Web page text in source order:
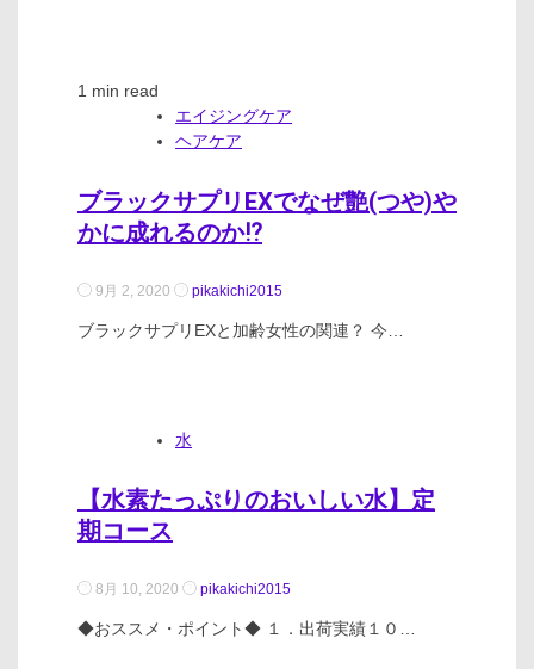
1 min read
エイジングケア
ヘアケア
ブラックサプリEXでなぜ艶(つや)や
かに成れるのか⁉
9月 2, 2020 pikakichi2015
ブラックサプリEXと加齢女性の関連？ 今…
水
【水素たっぷりのおいしい水】定
期コース
8月 10, 2020 pikakichi2015
◆おススメ・ポイント◆ １．出荷実績１０…